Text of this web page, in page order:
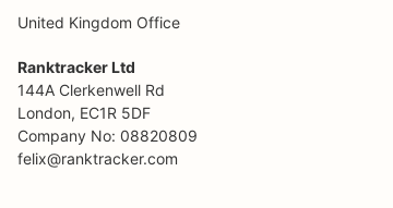
United Kingdom Office
Ranktracker Ltd
144A Clerkenwell Rd
London, EC1R 5DF
Company No: 08820809
felix@ranktracker.com